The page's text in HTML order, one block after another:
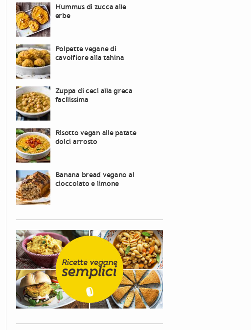
Hummus di zucca alle
erbe
Polpette vegane di
cavolfiore alla tahina
Zuppa di ceci alla greca
facilissima
Risotto vegan alle patate
dolci arrosto
Banana bread vegano al
cioccolato e limone